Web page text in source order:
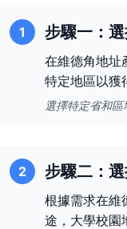
1 步驟一：
在維德角地址
特定地區以獲
選擇特定省和區
2 步驟二：
根據需求在維
途，大學校園